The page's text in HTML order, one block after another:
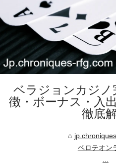
ベラジョンカジノ
徴・ボーナス・入
徹底
ベロテオン
...